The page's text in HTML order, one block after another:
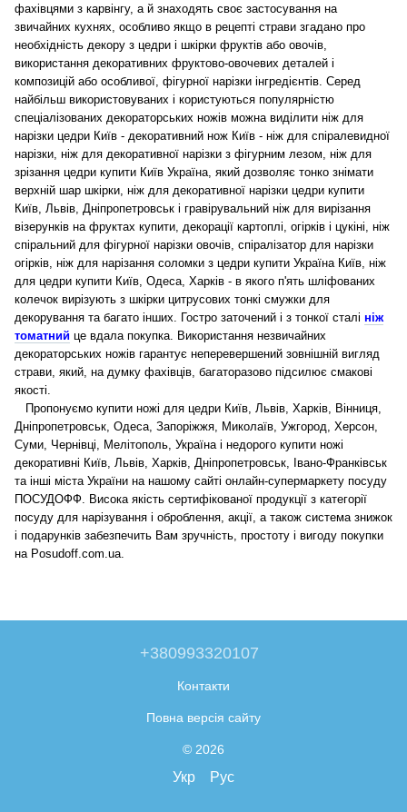
фахівцями з карвінгу, а й знаходять своє застосування на
звичайних кухнях, особливо якщо в рецепті страви згадано про
необхідність декору з цедри і шкірки фруктів або овочів,
використання декоративних фруктово-овочевих деталей і
композицій або особливої, фігурної нарізки інгредієнтів. Серед
найбільш використовуваних і користуються популярністю
спеціалізованих декораторських ножів можна виділити ніж для
нарізки цедри Київ - декоративний нож Київ - ніж для спіралевидної
нарізки, ніж для декоративної нарізки з фігурним лезом, ніж для
зрізання цедри купити Київ Україна, який дозволяє тонко знімати
верхній шар шкірки, ніж для декоративної нарізки цедри купити
Київ, Львів, Дніпропетровськ і гравірувальний ніж для вирізання
візерунків на фруктах купити, декорації картоплі, огірків і цукіні, ніж
спіральний для фігурної нарізки овочів, спіралізатор для нарізки
огірків, ніж для нарізання соломки з цедри купити Україна Київ, ніж
для цедри купити Київ, Одеса, Харків - в якого п'ять шліфованих
колечок вирізують з шкірки цитрусових тонкі смужки для
декорування та багато інших. Гостро заточений і з тонкої сталі ніж
томатний це вдала покупка. Використання незвичайних
декораторських ножів гарантує неперевершений зовнішній вигляд
страви, який, на думку фахівців, багаторазово підсилює смакові
якості.
Пропонуємо купити ножі для цедри Київ, Львів, Харків, Вінниця,
Дніпропетровськ, Одеса, Запоріжжя, Миколаїв, Ужгород, Херсон,
Суми, Чернівці, Мелітополь, Україна і недорого купити ножі
декоративні Київ, Львів, Харків, Дніпропетровськ, Івано-Франківськ
та інші міста України на нашому сайті онлайн-супермаркету посуду
ПОСУДОФФ. Висока якість сертифікованої продукції з категорії
посуду для нарізування і оброблення, акції, а також система знижок
і подарунків забезпечить Вам зручність, простоту і вигоду покупки
на Posudoff.com.ua.
+380993320107
Контакти
Повна версія сайту
© 2026
Укр Рус